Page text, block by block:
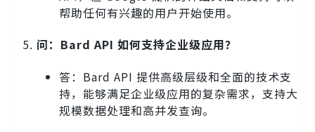
帮助任何有兴趣的用户开始使用。
问：Bard API 如何支持企业级应用？
答：Bard API 提供高级层级和全面的技术支
持，能够满足企业级应用的复杂需求，支持大
规模数据处理和高并发查询。